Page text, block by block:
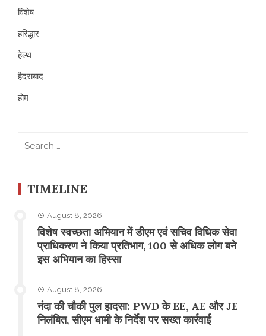
विशेष
हरिद्धार
हेल्थ
हैदराबाद
होम
TIMELINE
August 8, 2026
विशेष स्वच्छता अभियान में डीएम एवं सचिव विधिक सेवा
प्राधिकरण ने किया प्रतिभाग, 100 से अधिक लोग बने
इस अभियान का हिस्सा
August 8, 2026
नंदा की चौकी पुल हादसा: PWD के EE, AE और JE
निलंबित, सीएम धामी के निर्देश पर सख्त कार्रवाई